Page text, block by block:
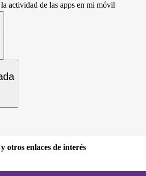
actividad de las apps en mi móvil
otros enlaces de interés